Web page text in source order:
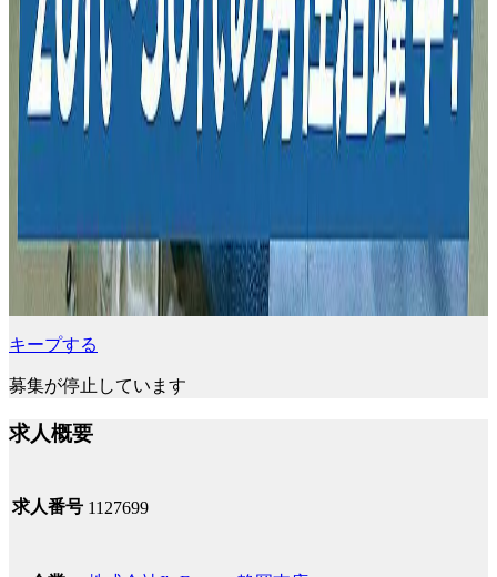
キープする
募集が停止しています
求人概要
求人番号 1127699